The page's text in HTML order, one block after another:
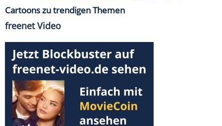
Cartoons zu trendigen Themen
freenet Video